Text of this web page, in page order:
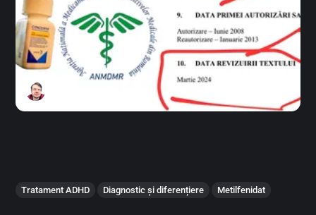
Tratament ADHD Diagnostic și diferențiere Metilfenidat